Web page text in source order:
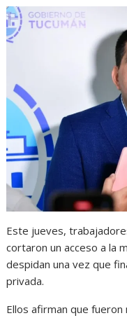
Este jueves,
cortaron un acceso a la
despidan una vez que
privada.
Ellos afirman que